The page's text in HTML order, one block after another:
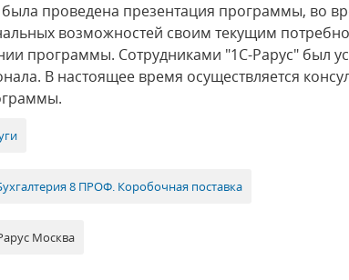
проведена презентация программы, во
возможностей своим текущим
программы. Сотрудниками "1С-Рарус" был
В настоящее время осуществляется
8 ПРОФ. Коробочная поставка
Москва